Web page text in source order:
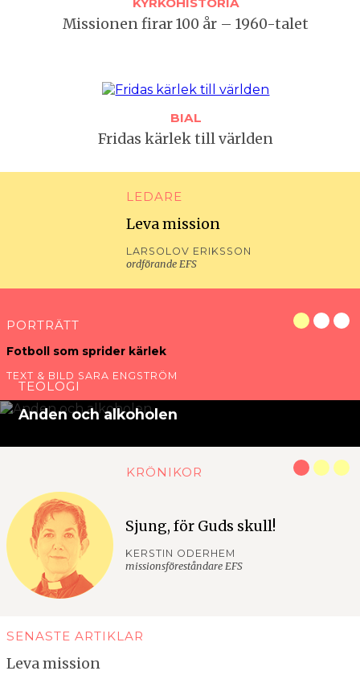
Missionen firar 100 år – 1960-talet
BIAL
Fridas kärlek till världen
LEDARE
Leva mission
LARSOLOV ERIKSSON
ordförande EFS
PORTRÄTT
Fotboll som sprider kärlek
TEXT & BILD SARA ENGSTRÖM
TEOLOGI
Anden och alkoholen
KRÖNIKOR
Sjung, för Guds skull!
KERSTIN ODERHEM
missionsföreståndare EFS
SENASTE ARTIKLAR
Leva mission